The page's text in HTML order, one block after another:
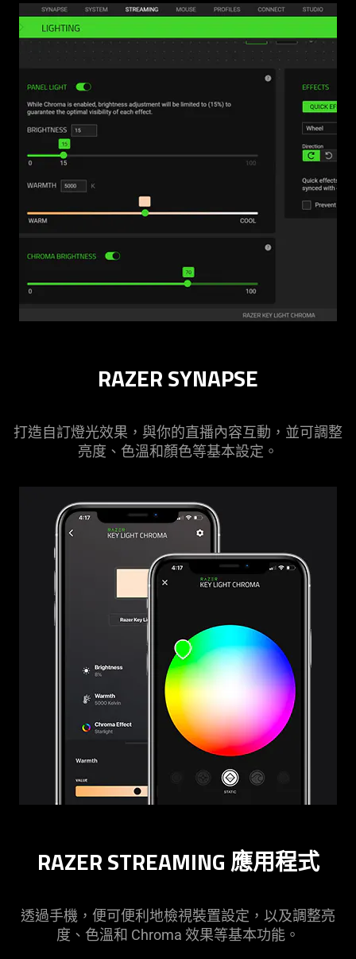
RAZER SYNAPSE
打造自訂燈光效果，與你的直播內容互動，並可調整
亮度、色溫和顏色等基本設定。
RAZER STREAMING 應用程式
透過手機，便可便利地檢視裝置設定，以及調整亮
度、色溫和 Chroma 效果等基本功能。